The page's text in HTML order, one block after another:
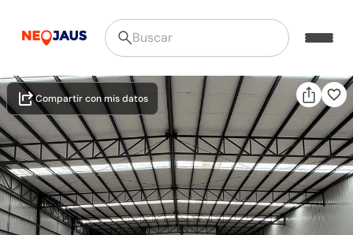
Compartir con mis datos